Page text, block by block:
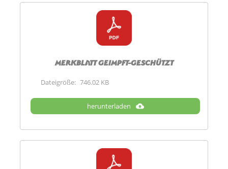
Merkblatt geimpft-geschützt
Dateigröße: 746.02 KB
herunterladen